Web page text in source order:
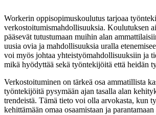
Workerin oppisopimuskoulutus tarjoaa
verkostoitumismahdollisuuksia. Koulutuksen
pääsevät tutustumaan muihin alan
uusia ovia ja mahdollisuuksia uralla
voi myös johtaa yhteistyömahdollisuuksiin ja
mikä hyödyttää sekä työntekijöitä että heidän
Verkostoituminen on tärkeä osa ammatillista
työntekijöitä pysymään ajan tasalla alan
trendeistä. Tämä tieto voi olla arvokasta, kun
kehittämään omaa osaamistaan ja